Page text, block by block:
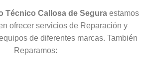
Técnico Callosa de Segura estamos
ofrecer servicios de Reparación y
de diferentes marcas. También
Reparamos: